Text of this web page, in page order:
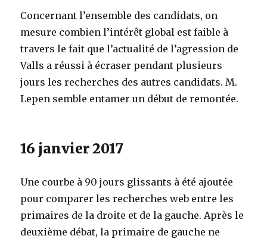
Concernant l’ensemble des candidats, on
mesure combien l’intérêt global est faible à
travers le fait que l’actualité de l’agression de
Valls a réussi à écraser pendant plusieurs
jours les recherches des autres candidats. M.
Lepen semble entamer un début de remontée.
16 janvier 2017
Une courbe à 90 jours glissants à été ajoutée
pour comparer les recherches web entre les
primaires de la droite et de la gauche. Après le
deuxième débat, la primaire de gauche ne